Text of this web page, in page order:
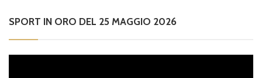
SPORT IN ORO DEL 25 MAGGIO 2026